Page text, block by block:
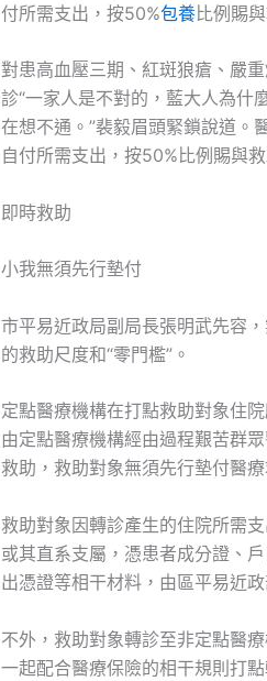
付所需支出，按50%包養比例賜
對患高血壓三期、紅斑狼瘡、嚴
診“一家人是不對的，藍大人為什
在想不通。”裴毅眉頭緊鎖說道。
自付所需支出，按50%比例賜與
即時救助
小我無須先行墊付
市平易近政局副局長張明武先容
的救助尺度和“零門檻”。
定點醫療機構在打點救助對象住
由定點醫療機構經由過程艱苦群
救助，救助對象無須先行墊付醫
救助對象因轉診產生的住院所需
或其直系支屬，憑患者成分證、
出憑證等相干材料，由區平易近
不外，救助對象轉診至非定點醫
一起配合醫療保險的相干規則打